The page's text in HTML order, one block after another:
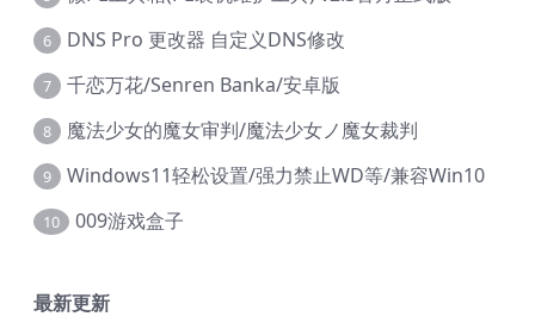
6 DNS Pro 更改器 自定义DNS修改
7 千恋万花/Senren Banka/安卓版
8 魔法少女的魔女审判/魔法少女ノ魔女裁判
9 Windows11轻松设置/强力禁止WD等/兼容Win10
10 009游戏盒子
最新更新